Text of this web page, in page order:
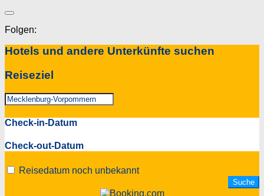
Folgen:
Hotels und andere Unterkünfte suchen
Reiseziel
Check-in-Datum
Check-out-Datum
Reisedatum noch unbekannt